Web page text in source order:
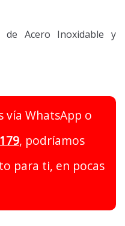
de Acero Inoxidable y
vía WhatsApp o
, podríamos
para ti, en pocas